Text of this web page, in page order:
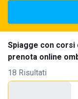
Spiagge con
prenota online
18 Risultati